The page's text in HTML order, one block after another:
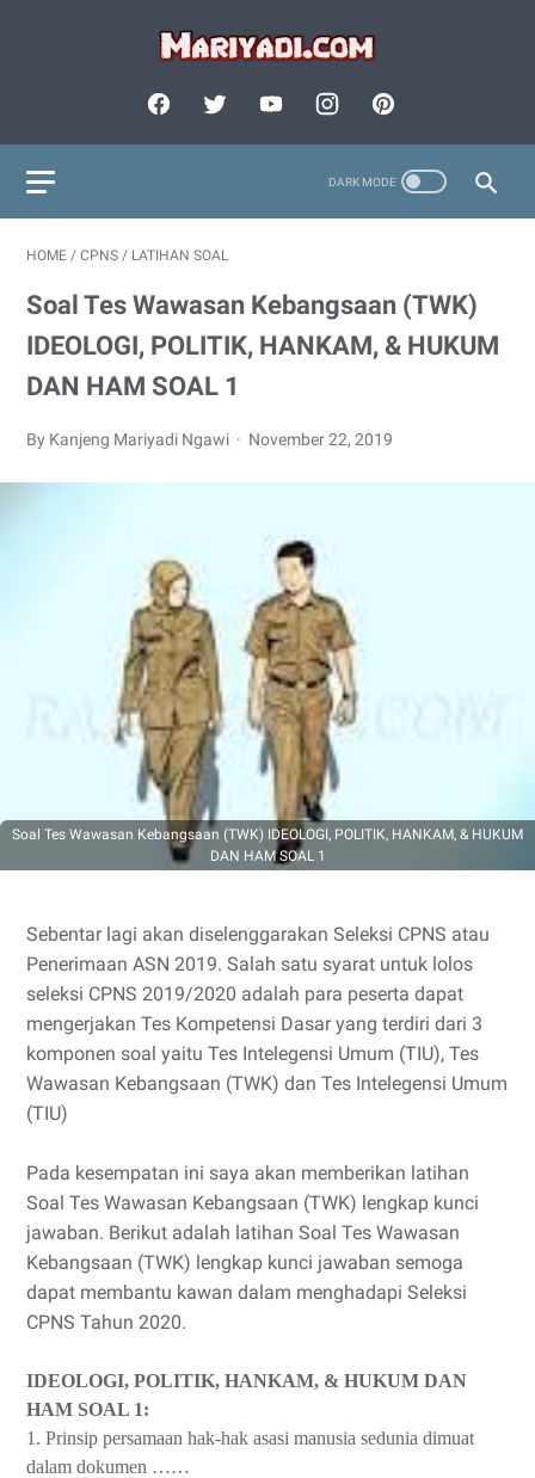
HOME / CPNS / LATIHAN SOAL
Soal Tes Wawasan Kebangsaan (TWK)
IDEOLOGI, POLITIK, HANKAM, & HUKUM
DAN HAM SOAL 1
By Kanjeng Mariyadi Ngawi November 22, 2019
Soal Tes Wawasan Kebangsaan (TWK) IDEOLOGI, POLITIK, HANKAM, & HUKUM
DAN HAM SOAL 1
Sebentar lagi akan diselenggarakan Seleksi CPNS atau
Penerimaan ASN 2019. Salah satu syarat untuk lolos
seleksi CPNS 2019/2020 adalah para peserta dapat
mengerjakan Tes Kompetensi Dasar yang terdiri dari 3
komponen soal yaitu Tes Intelegensi Umum (TIU), Tes
Wawasan Kebangsaan (TWK) dan Tes Intelegensi Umum
(TIU)
Pada kesempatan ini saya akan memberikan latihan
Soal Tes Wawasan Kebangsaan (TWK) lengkap kunci
jawaban. Berikut adalah latihan Soal Tes Wawasan
Kebangsaan (TWK) lengkap kunci jawaban semoga
dapat membantu kawan dalam menghadapi Seleksi
CPNS Tahun 2020.
IDEOLOGI, POLITIK, HANKAM, & HUKUM DAN
HAM SOAL 1:
1. Prinsip persamaan hak-hak asasi manusia sedunia dimuat
dalam dokumen ……